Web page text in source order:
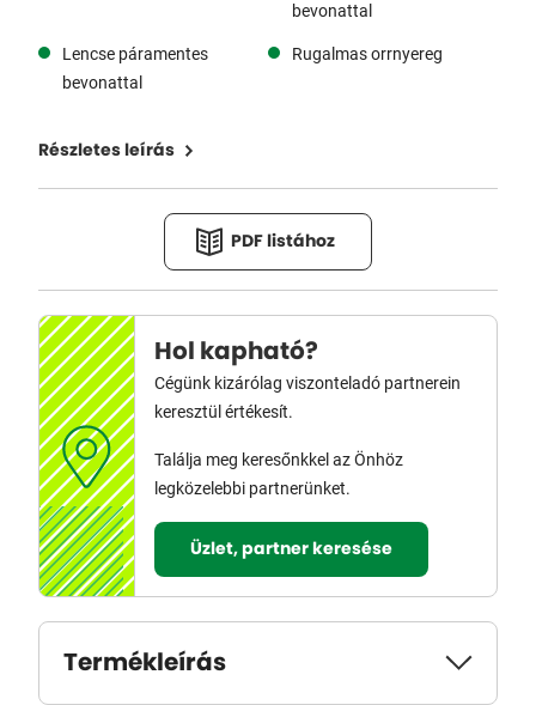
bevonattal
Lencse páramentes
bevonattal
Rugalmas orrnyereg
Részletes leírás
PDF listához
Hol kapható?
Cégünk kizárólag viszonteladó partnerein
keresztül értékesít.
Találja meg keresőnkkel az Önhöz
legközelebbi partnerünket.
Üzlet, partner keresése
Termékleírás